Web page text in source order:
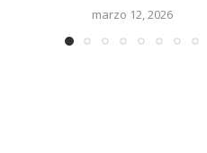
marzo 12, 2026